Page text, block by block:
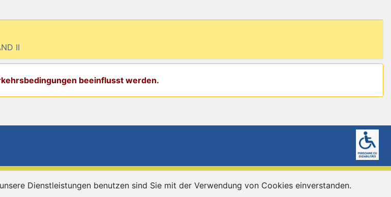
II
beeinflusst werden.
Dienstleistungen benutzen sind Sie mit der Verwendung von Cookies einverstanden.